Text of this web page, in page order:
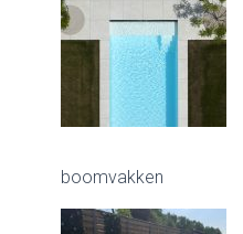
boomvakken